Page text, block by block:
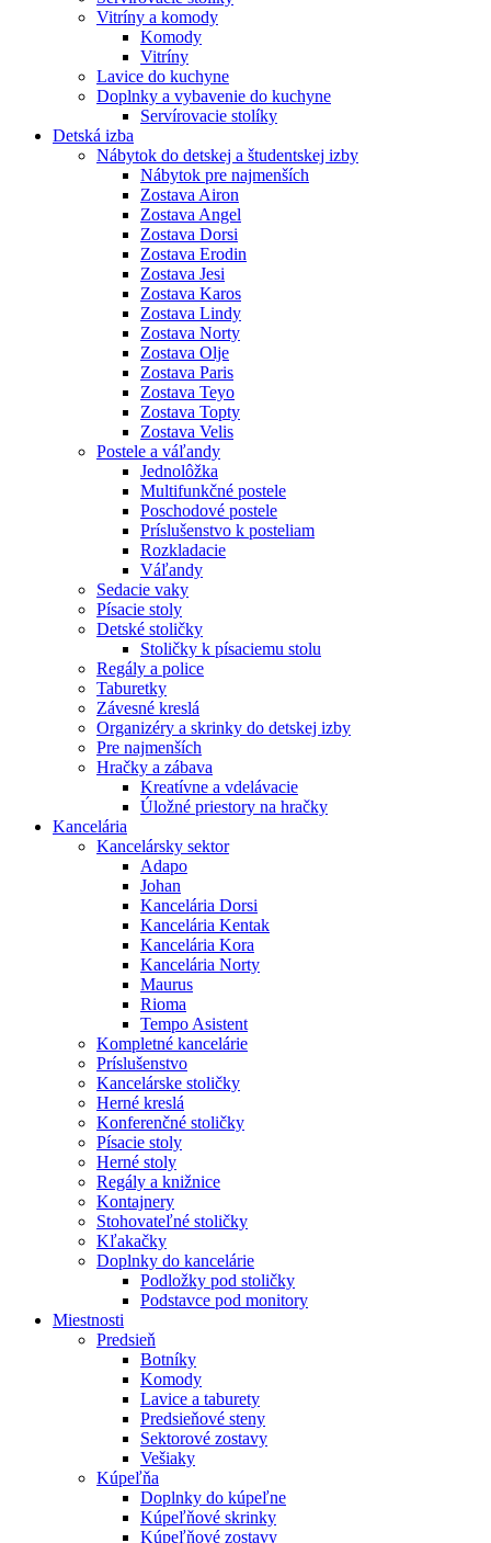
Vitríny a komody
Komody
Vitríny
Lavice do kuchyne
Doplnky a vybavenie do kuchyne
Servírovacie stolíky
Detská izba
Nábytok do detskej a študentskej izby
Nábytok pre najmenších
Zostava Airon
Zostava Angel
Zostava Dorsi
Zostava Erodin
Zostava Jesi
Zostava Karos
Zostava Lindy
Zostava Norty
Zostava Olje
Zostava Paris
Zostava Teyo
Zostava Topty
Zostava Velis
Postele a váľandy
Jednolôžka
Multifunkčné postele
Poschodové postele
Príslušenstvo k posteliam
Rozkladacie
Váľandy
Sedacie vaky
Písacie stoly
Detské stoličky
Stoličky k písaciemu stolu
Regály a police
Taburetky
Závesné kreslá
Organizéry a skrinky do detskej izby
Pre najmenších
Hračky a zábava
Kreatívne a vdelávacie
Úložné priestory na hračky
Kancelária
Kancelársky sektor
Adapo
Johan
Kancelária Dorsi
Kancelária Kentak
Kancelária Kora
Kancelária Norty
Maurus
Rioma
Tempo Asistent
Kompletné kancelárie
Príslušenstvo
Kancelárske stoličky
Herné kreslá
Konferenčné stoličky
Písacie stoly
Herné stoly
Regály a knižnice
Kontajnery
Stohovateľné stoličky
Kľakačky
Doplnky do kancelárie
Podložky pod stoličky
Podstavce pod monitory
Miestnosti
Predsieň
Botníky
Komody
Lavice a taburety
Predsieňové steny
Sektorové zostavy
Vešiaky
Kúpeľňa
Doplnky do kúpeľne
Kúpeľňové skrinky
Kúpeľňové zostavy